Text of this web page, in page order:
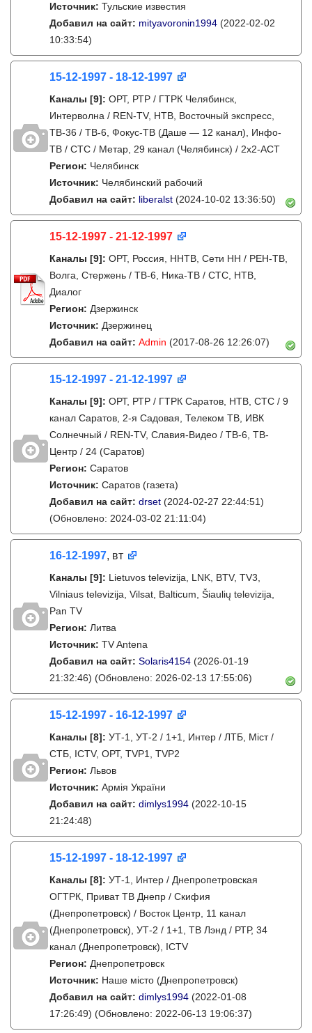
Источник: Тульские известия
Добавил на сайт: mityavoronin1994 (2022-02-02
10:33:54)
15-12-1997 - 18-12-1997
Каналы [9]: ОРТ, РТР / ГТРК Челябинск,
Интерволна / REN-TV, НТВ, Восточный экспресс,
ТВ-36 / ТВ-6, Фокус-ТВ (Даше — 12 канал), Инфо-
ТВ / СТС / Метар, 29 канал (Челябинск) / 2х2-АСТ
Регион: Челябинск
Источник: Челябинский рабочий
Добавил на сайт: liberalst (2024-10-02 13:36:50)
15-12-1997 - 21-12-1997
Каналы [9]: ОРТ, Россия, ННТВ, Сети НН / РЕН-ТВ,
Волга, Стержень / ТВ-6, Ника-ТВ / СТС, НТВ,
Диалог
Регион: Дзержинск
Источник: Дзержинец
Добавил на сайт: Admin (2017-08-26 12:26:07)
15-12-1997 - 21-12-1997
Каналы [9]: ОРТ, РТР / ГТРК Саратов, НТВ, СТС / 9
канал Саратов, 2-я Садовая, Телеком ТВ, ИВК
Солнечный / REN-TV, Славия-Видео / ТВ-6, ТВ-
Центр / 24 (Саратов)
Регион: Саратов
Источник: Саратов (газета)
Добавил на сайт: drset (2024-02-27 22:44:51)
(Обновлено: 2024-03-02 21:11:04)
16-12-1997, вт
Каналы [9]: Lietuvos televizija, LNK, BTV, TV3,
Vilniaus televizija, Vilsat, Balticum, Šiaulių televizija,
Pan TV
Регион: Литва
Источник: TV Antena
Добавил на сайт: Solaris4154 (2026-01-19
21:32:46) (Обновлено: 2026-02-13 17:55:06)
15-12-1997 - 16-12-1997
Каналы [8]: УТ-1, УТ-2 / 1+1, Интер / ЛТБ, Міст /
СТБ, ICTV, ОРТ, TVP1, TVP2
Регион: Львов
Источник: Армія України
Добавил на сайт: dimlys1994 (2022-10-15
21:24:48)
15-12-1997 - 18-12-1997
Каналы [8]: УТ-1, Интер / Днепропетровская
ОГТРК, Приват ТВ Днепр / Скифия
(Днепропетровск) / Восток Центр, 11 канал
(Днепропетровск), УТ-2 / 1+1, ТВ Лэнд / РТР, 34
канал (Днепропетровск), ICTV
Регион: Днепропетровск
Источник: Наше місто (Днепропетровск)
Добавил на сайт: dimlys1994 (2022-01-08
17:26:49) (Обновлено: 2022-06-13 19:06:37)